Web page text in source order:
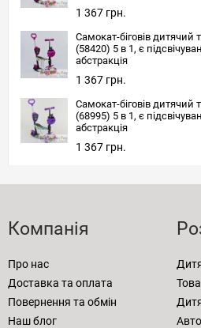
1 367 грн.
Самокат-біговів дитячий
(58420) 5 в 1, є
абстракція
1 367 грн.
Самокат-біговів дитячий
(68995) 5 в 1, є
абстракція
1 367 грн.
Компанія
Про нас
Доставка та оплата
Повернення та обмін
Наш блог